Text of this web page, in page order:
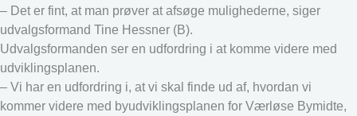
– Det er fint, at man prøver at afsøge mulighederne, siger
udvalgsformand Tine Hessner (B).
Udvalgsformanden ser en udfordring i at komme videre med
udviklingsplanen.
– Vi har en udfordring i, at vi skal finde ud af, hvordan vi
kommer videre med byudviklingsplanen for Værløse Bymidte,